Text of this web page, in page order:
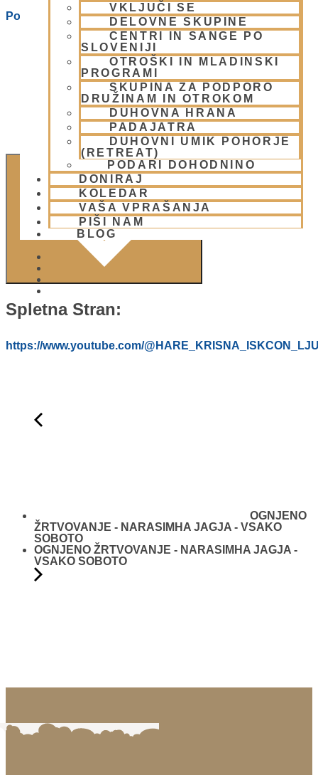
VKLJUČI SE
DELOVNE SKUPINE
CENTRI IN SANGE PO
SLOVENIJI
OTROŠKI IN MLADINSKI
PROGRAMI
SKUPINA ZA PODPORO
DRUŽINAM IN OTROKOM
DUHOVNA HRANA
PADAJATRA
DUHOVNI UMIK POHORJE
(RETREAT)
PODARI DOHODNINO
DONIRAJ
KOLEDAR
VAŠA VPRAŠANJA
PIŠI NAM
BLOG
Poglej Prizorišče spletno stran
DODAJ V KOLEDAR
Spletna Stran:
https://www.youtube.com/
OGNJENO
ŽRTVOVANJE - NARASIMHA JAGJA - VSAKO
SOBOTO
OGNJENO ŽRTVOVANJE - NARASIMHA JAGJA -
VSAKO SOBOTO